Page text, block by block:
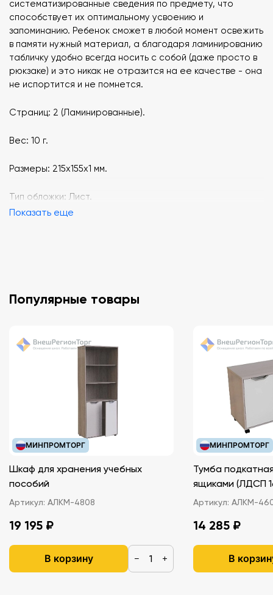
систематизированные сведения по предмету, что
способствует их оптимальному усвоению и
запоминанию. Ребенок сможет в любой момент освежить
в памяти нужный материал, а благодаря ламинированию
табличку удобно всегда носить с собой (даже просто в
рюкзаке) и это никак не отразится на ее качестве - она
не испортится и не помнется.
Страниц: 2 (Ламинированные).
Вес: 10 г.
Размеры: 215x155x1 мм.
Тип обложки: Лист.
Показать еще
Популярные товары
МИНПРОМТОРГ
Шкаф для хранения учебных
пособий
Артикул: АЛКМ-4808
19 195 ₽
В корзину − +
МИНПРОМТОРГ
Тумба
ящиками
Артикул: АЛКМ-
14 285 ₽
В